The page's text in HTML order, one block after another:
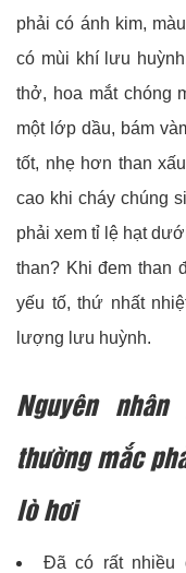
phải có ánh kim,
có mùi khí lưu
thở, hoa mắt chóng
một lớp dầu, bám
tốt, nhẹ hơn than
cao khi cháy chúng
phải xem tỉ lệ hạt
than? Khi đem than
yếu tố, thứ nhất
lượng lưu huỳnh.
Nguyên
thường mắc
lò hơi
Đã có rất nhiều